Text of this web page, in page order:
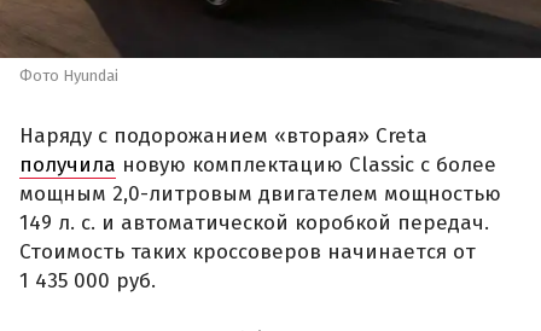
Фото Hyundai
Наряду с подорожанием «вторая» Creta
получила новую комплектацию Classic с более
мощным 2,0-литровым двигателем мощностью
149 л. с. и автоматической коробкой передач.
Стоимость таких кроссоверов начинается от
1 435 000 руб.